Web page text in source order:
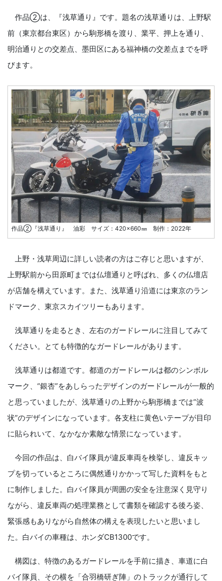
作品②は、『浅草通り』です。題名の浅草通りは、上野駅
前（東京都台東区）から駒形橋を渡り、業平、押上を通り、
明治通りとの交差点、墨田区にある福神橋の交差点までを呼
びます。
作品②『浅草通り』 油彩 サイズ：420×660㎜ 制作：2022年
上野・浅草周辺に詳しい読者の方はご存じと思いますが、
上野駅前から田原町までは仏壇通りと呼ばれ、多くの仏壇店
が店舗を構えています。また、浅草通り沿道には東京のラン
ドマーク、東京スカイツリーもあります。
浅草通りを走るとき、左右のガードレールに注目してみて
ください。とても特徴的なガードレールがあります。
浅草通りは都道です。都道のガードレールは都のシンボル
マーク、“銀杏”をあしらったデザインのガードレールが一般的
と思っていましたが、浅草通りの上野から駒形橋までは“波
状”のデザインになっています。各支柱に黄色いテープが目印
に貼られいて、なかなか素敵な情景になっています。
今回の作品は、白バイ隊員が違反車両を検挙し、違反キッ
プを切っているところに偶然通りかかって写した資料をもと
に制作しました。白バイ隊員が周囲の安全を注意深く見守り
ながら、違反車両の処理業務として書類を確認する後ろ姿、
緊張感もありながら自然体の構えを表現したいと思いまし
た。白バイの車種は、ホンダCB1300です。
構図は、特徴のあるガードレールを手前に描き、車道に白
バイ隊員、その横を「合羽橋研ぎ陣」のトラックが通行して